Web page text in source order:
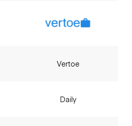
Vertoe
Daily